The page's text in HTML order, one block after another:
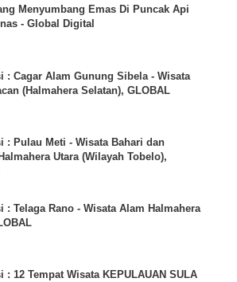
Menyumbang Emas Di Puncak Api
- Global Digital
: Cagar Alam Gunung Sibela - Wisata
(Halmahera Selatan), GLOBAL
: Pulau Meti - Wisata Bahari dan
Utara (Wilayah Tobelo),
: Telaga Rano - Wisata Alam Halmahera
: 12 Tempat Wisata KEPULAUAN SULA